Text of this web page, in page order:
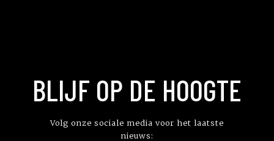
BLIJF OP DE HOOGTE
Volg onze sociale media voor het laatste
nieuws: